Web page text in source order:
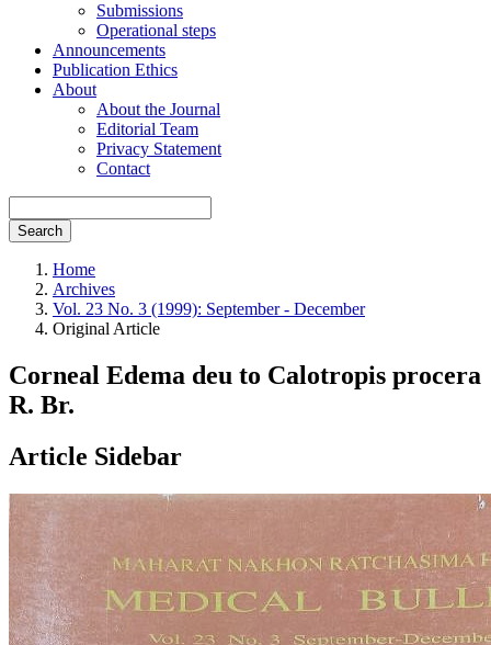
Submissions
Operational steps
Announcements
Publication Ethics
About
About the Journal
Editorial Team
Privacy Statement
Contact
Search
Home
Archives
Vol. 23 No. 3 (1999): September - December
Original Article
Corneal Edema deu to Calotropis procera
R. Br.
Article Sidebar